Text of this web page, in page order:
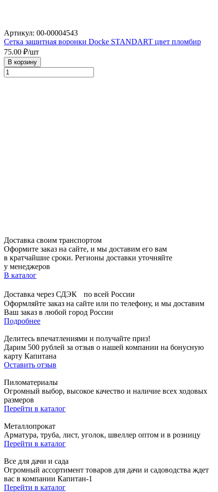
Артикул: 00-00004543
Сетка защитная воронки Docke STANDART цвет пломбир
75.00 ₽/шт
В корзину
Доставка своим транспортом
Оформите заказ на сайте, и мы доставим его вам
в кратчайшие сроки. Регионы доставки уточняйте
у менеджеров
В каталог
Доставка через СДЭК по всей России
Оформляйте заказ на сайте или по телефону, и мы доставим
Ваш заказ в любой город России
Подробнее
Делитесь впечатлениями и получайте приз!
Дарим 500 рублей за отзыв о нашей компании на бонусную
карту Капитана
Оставить отзыв
Пиломатериалы
Огромный выбор, высокое качество и наличие всех ходовых
размеров
Перейти в каталог
Металлопрокат
Арматура, труба, лист, уголок, швеллер оптом и в розницу
Перейти в каталог
Все для дачи и сада
Огромный ассортимент товаров для дачи и садоводства ждет
вас в компании Капитан-1
Перейти в каталог